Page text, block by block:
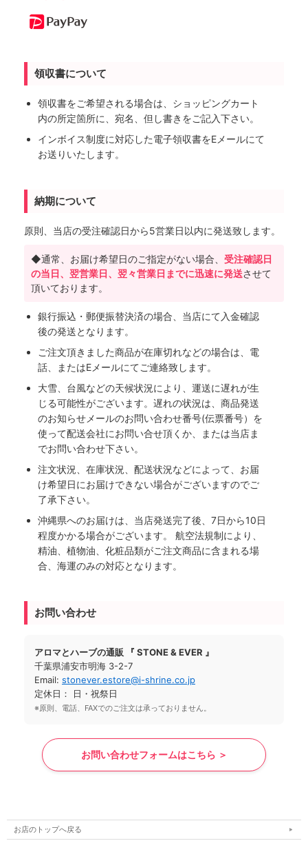
領収書について
領収書をご希望される場合は、ショッピングカート
内の所定箇所に、宛名、但し書きをご記入下さい。
インボイス制度に対応した電子領収書をEメールにて
お送りいたします。
納期について
原則、当店の受注確認日から5営業日以内に発送致します。
◆通常、お届け希望日のご指定がない場合、 受注確認日
の当日、翌営業日、翌々営業日までに迅速に発送させて
頂いております。
銀行振込・郵便振替決済の場合、当店にて入金確認
後の発送となります。
ご注文頂きました商品が在庫切れなどの場合は、電
話、またはEメールにてご連絡致します。
大雪、台風などの天候状況により、運送に遅れが生
じる可能性がございます。遅れの状況は、商品発送
のお知らせメールのお問い合わせ番号(伝票番号）を
使って配送会社にお問い合せ頂くか、または当店ま
でお問い合わせ下さい。
注文状況、在庫状況、配送状況などによって、お届
け希望日にお届けできない場合がございますのでご
了承下さい。
沖縄県へのお届けは、当店発送完了後、7日から10日
程度かかる場合がございます。 航空法規制により、
精油、植物油、化粧品類がご注文商品に含まれる場
合、海運のみの対応となります。
お問い合わせ
アロマとハーブの通販 『 STONE & EVER 』
千葉県浦安市明海 3-2-7
Email: stonever.estore@i-shrine.co.jp
定休日： 日・祝祭日
※原則、電話、FAXでのご注文は承っておりません。
お問い合わせフォームはこちら ＞
お店のトップへ戻る